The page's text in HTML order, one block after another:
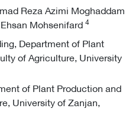
Reza Azimi Moghaddam
Ehsan Mohsenifard4
Department of Plant
of Agriculture, University
of Plant Production and
University of Zanjan,